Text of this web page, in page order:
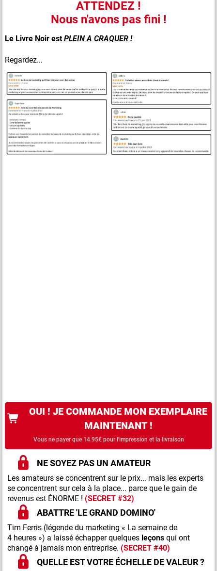
ATTENDEZ !
Nous n'avons pas fini !
Le Livre Noir estPLEIN A CRAQUER !
Regardez...
OUI ! JE COMMANDE MON EXEMPLAIRE
MAINTENANT !
Vous ne payer que 14.95€ pour l'impression et la livraison
NE SOYEZ PAS UN AMATEUR
Les amateurs se concentrent sur le prix... mais les experts
se concentrent sur cela à la place... parce que le gain de
revenus est ÉNORME ! (SECRET #32)
ABATTRE 'LE GRAND DOMINO'
Tim Ferris (légende du marketing « La semaine de
4 heures ») a laissé échapper quelques leçons qui ont
changé à jamais mon entreprise. (SECRET #40)
QUELLE EST VOTRE ÉCHELLE DE VALEUR ?